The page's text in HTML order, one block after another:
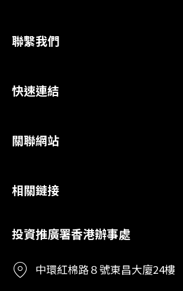
聯繫我們
快速連結
關聯網站
相關鏈接
投資推廣署香港辦事處
中環紅棉路８號東昌大廈24樓